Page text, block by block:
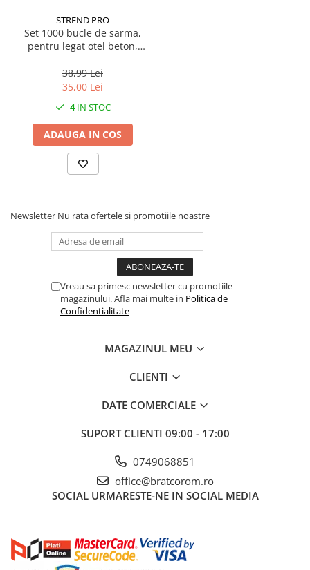
STREND PRO
Set 1000 bucle de sarma,
pentru legat otel beton,
38,99 Lei
35,00 Lei
4IN STOC
ADAUGA IN COS
Newsletter Nu rata ofertele si promotiile noastre
Vreau sa primesc newsletter cu promotiile
magazinului. Afla mai multe in Politica de
Confidentialitate
MAGAZINUL MEU
CLIENTI
DATE COMERCIALE
SUPORT CLIENTI 09:00 - 17:00
0749068851
office@bratcorom.ro
SOCIAL URMARESTE-NE IN SOCIAL MEDIA